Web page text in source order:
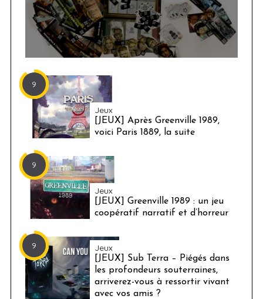
9
Jeux
[JEUX] Après Greenville 1989,
voici Paris 1889, la suite
9
Jeux
[JEUX] Greenville 1989 : un jeu
coopératif narratif et d’horreur
9 Jeux
[JEUX] Sub Terra – Piégés dans
les profondeurs souterraines,
arriverez-vous à ressortir vivant
avec vos amis ?